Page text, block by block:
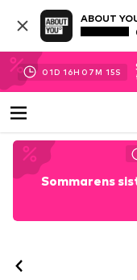
ABOUT
01D 16H 07M 15S
Sommarens